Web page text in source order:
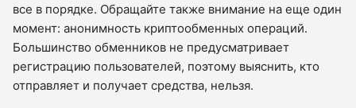
все в порядке. Обращайте также внимание на еще один
момент: анонимность криптообменных операций.
Большинство обменников не предусматривает
регистрацию пользователей, поэтому выяснить, кто
отправляет и получает средства, нельзя.